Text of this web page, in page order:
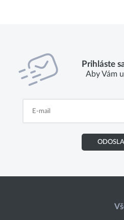
Prihláste
Aby Vám